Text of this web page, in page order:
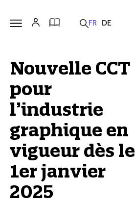
Nouvelle CCT
pour
l’industrie
graphique en
vigueur dès le
1er janvier
2025